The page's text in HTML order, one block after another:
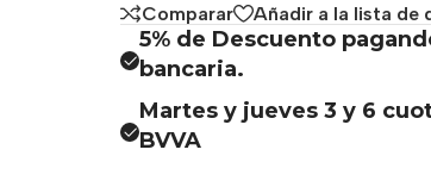
Comparar Añadir a la lista de
5% de Descuento
bancaria.
Martes y jueves 3 y 6
BVVA